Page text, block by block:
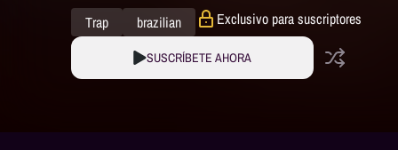
Trap brazilian Exclusivo para suscriptores
SUSCRÍBETE AHORA